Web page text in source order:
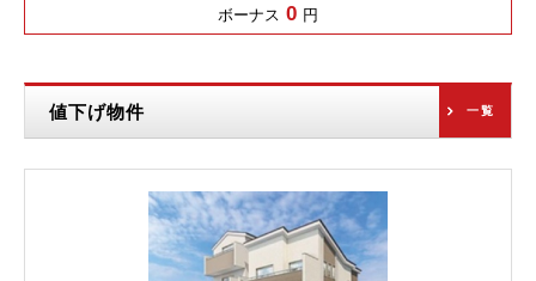
ボーナス 0 円
値下げ物件 一覧